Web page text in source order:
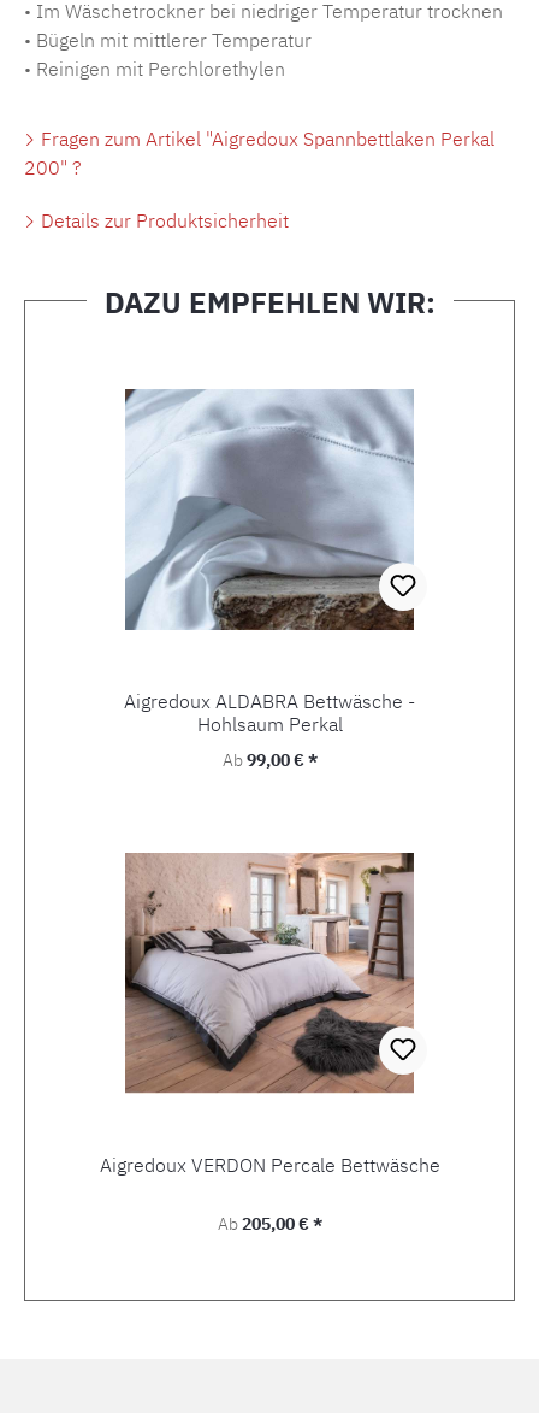
• Im Wäschetrockner bei niedriger Temperatur trocknen
• Bügeln mit mittlerer Temperatur
• Reinigen mit Perchlorethylen
Fragen zum Artikel "Aigredoux Spannbettlaken Perkal
200" ?
Details zur Produktsicherheit
DAZU EMPFEHLEN WIR:
Aigredoux ALDABRA Bettwäsche -
Hohlsaum Perkal
Regulärer Preis:
Ab99,00 € *
Aigredoux VERDON Percale Bettwäsche
Regulärer Preis:
Ab205,00 € *